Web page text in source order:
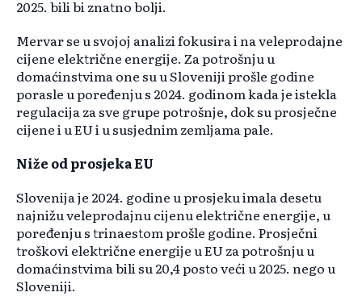
2025. bili bi znatno bolji.
Mervar se u svojoj analizi fokusira i na veleprodajne
cijene električne energije. Za potrošnju u
domaćinstvima one su u Sloveniji prošle godine
porasle u poređenju s 2024. godinom kada je istekla
regulacija za sve grupe potrošnje, dok su prosječne
cijene i u EU i u susjednim zemljama pale.
Niže od prosjeka EU
Slovenija je 2024. godine u prosjeku imala desetu
najnižu veleprodajnu cijenu električne energije, u
poređenju s trinaestom prošle godine. Prosječni
troškovi električne energije u EU za potrošnju u
domaćinstvima bili su 20,4 posto veći u 2025. nego u
Sloveniji.